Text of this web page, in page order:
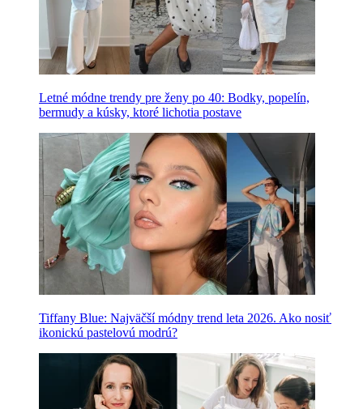
Letné módne trendy pre ženy po 40: Bodky, popelín,
bermudy a kúsky, ktoré lichotia postave
Tiffany Blue: Najväčší módny trend leta 2026. Ako nosiť
ikonickú pastelovú modrú?